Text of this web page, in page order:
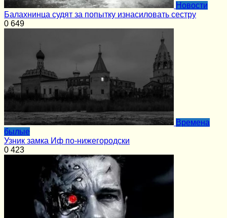
Новости
Балахнинца судят за попытку изнасиловать сестру
0 649
Времена
былые
Узник замка Иф по-нижегородски
0 423